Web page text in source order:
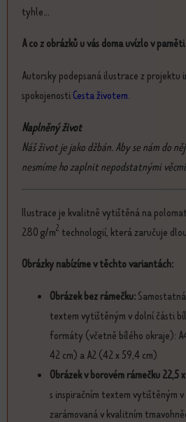
tyhle...
A co z obrázků u vás doma uvízlo v paměti
Autorsky podepsaná ilustrace z projektu
spokojenostiCesta životem.
Naplněný život
Náš život je jako džbán. Aby se nám do
nesmíme ho zaplnit nepodstatnými věcmi
Ilustrace je kvalitně vytištěná na
280 g/m2 technologií, která zaručuje
Obrázky nabízíme v těchto variantách:
Obrázek bez rámečku:
textem vytištěným v dolní části
formáty (včetně bílého okraje):
42 cm) a A2 (42 x 59,4 cm)
Obrázek v borovém rámečku 22,5
s inspiračním textem vytištěným
zarámovaná v kvalitním